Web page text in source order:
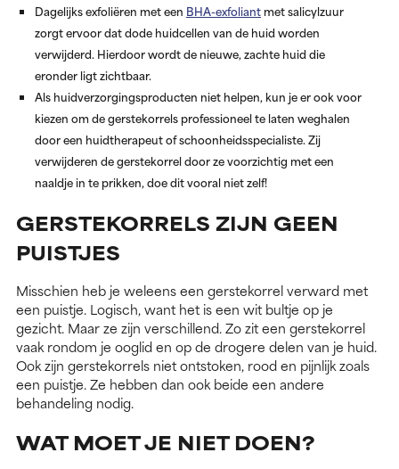
Dagelijks exfoliëren met een BHA-exfoliant met salicylzuur
zorgt ervoor dat dode huidcellen van de huid worden
verwijderd. Hierdoor wordt de nieuwe, zachte huid die
eronder ligt zichtbaar.
Als huidverzorgingsproducten niet helpen, kun je er ook voor
kiezen om de gerstekorrels professioneel te laten weghalen
door een huidtherapeut of schoonheidsspecialiste. Zij
verwijderen de gerstekorrel door ze voorzichtig met een
naaldje in te prikken, doe dit vooral niet zelf!
GERSTEKORRELS ZIJN GEEN
PUISTJES
Misschien heb je weleens een gerstekorrel verward met
een puistje. Logisch, want het is een wit bultje op je
gezicht. Maar ze zijn verschillend. Zo zit een gerstekorrel
vaak rondom je ooglid en op de drogere delen van je huid.
Ook zijn gerstekorrels niet ontstoken, rood en pijnlijk zoals
een puistje. Ze hebben dan ook beide een andere
behandeling nodig.
WAT MOET JE NIET DOEN?